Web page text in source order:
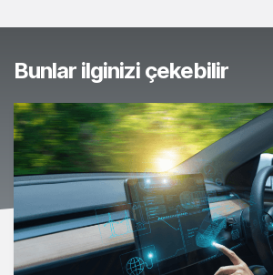
Bunlar ilginizi çekebilir